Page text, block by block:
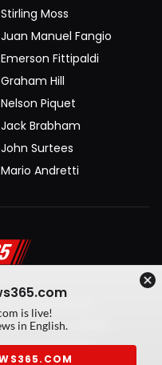
Stirling Moss
Juan Manuel Fangio
Emerson Fittipaldi
Graham Hill
Nelson Piquet
Jack Brabham
John Surtees
Mario Andretti
voorwaarden
by On Your Marks
is live!
in English.